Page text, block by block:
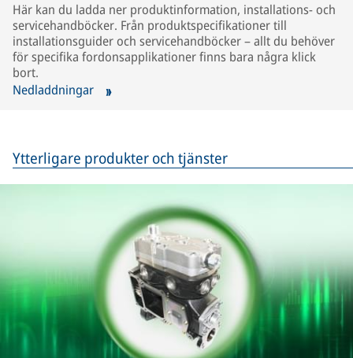
Här kan du ladda ner produktinformation, installations- och
servicehandböcker. Från produktspecifikationer till
installationsguider och servicehandböcker – allt du behöver
för specifika fordonsapplikationer finns bara några klick
bort.
Nedladdningar
Ytterligare produkter och tjänster